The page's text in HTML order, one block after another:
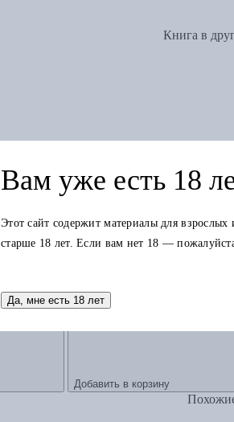
Книга в
Добавить в корзину
Вам уже есть 18
Этот сайт содержит материалы для взрослых
старше 18 лет. Если вам нет 18 —
Да, мне есть 18 лет